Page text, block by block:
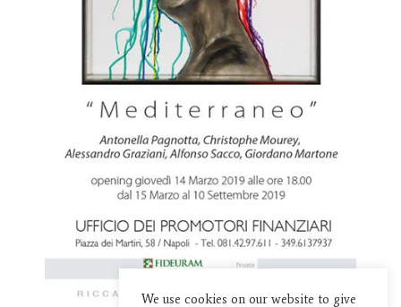
We use cookies on our website to give